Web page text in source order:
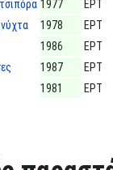
1977
ΕΡΤ
1978
ΕΡΤ
1986
ΕΡΤ
1987
ΕΡΤ
1981 ΕΡΤ